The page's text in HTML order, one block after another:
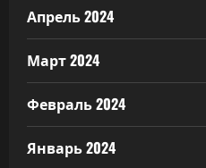
Апрель 2024
Март 2024
Февраль 2024
Январь 2024